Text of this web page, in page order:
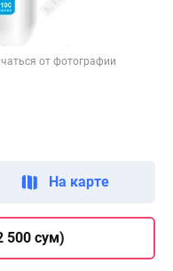
от фотографии
На карте
500 сум)